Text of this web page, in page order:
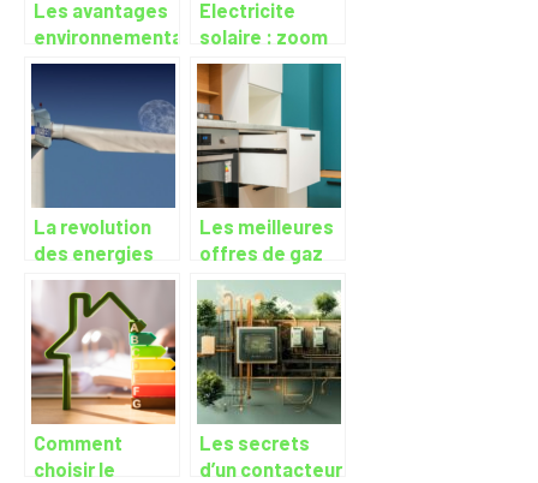
Les avantages
environnementaux
d’une moto
Electricite
solaire : zoom
sur
l’autoconsommation
et la vente de
surplus
La revolution
des energies
renouvelables
dans nos foyers
et pour le
climat
Les meilleures
offres de gaz
du moment :
guide pour faire
des economies
Comment
choisir le
Les secrets
d’un contacteur